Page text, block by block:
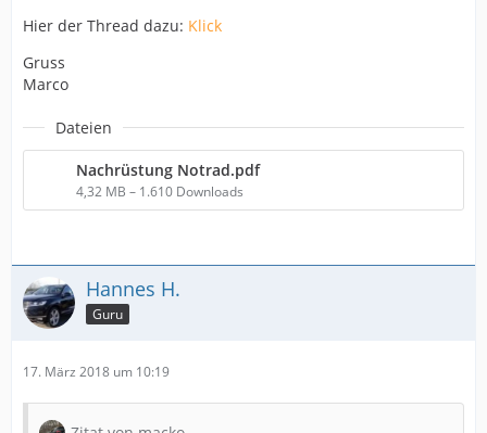
Hier der Thread dazu: Klick
Gruss
Marco
Dateien
Nachrüstung Notrad.pdf
4,32 MB – 1.610 Downloads
Hannes H.
Guru
17. März 2018 um 10:19